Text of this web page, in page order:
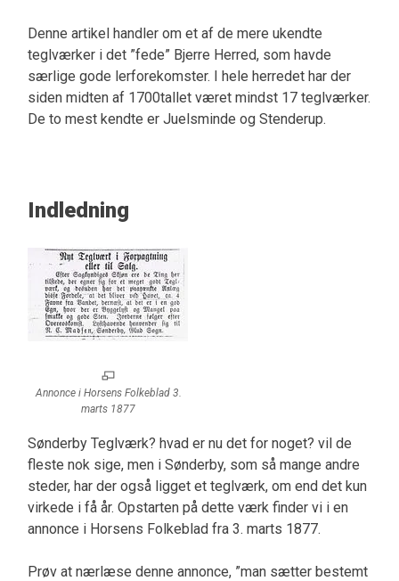
Denne artikel handler om et af de mere ukendte
teglværker i det ”fede” Bjerre Herred, som havde
særlige gode lerforekomster. I hele herredet har der
siden midten af 1700tallet været mindst 17 teglværker.
De to mest kendte er Juelsminde og Stenderup.
Indledning
Annonce i Horsens Folkeblad 3.
marts 1877
Sønderby Teglværk? hvad er nu det for noget? vil de
fleste nok sige, men i Sønderby, som så mange andre
steder, har der også ligget et teglværk, om end det kun
virkede i få år. Opstarten på dette værk finder vi i en
annonce i Horsens Folkeblad fra 3. marts 1877.
Prøv at nærlæse denne annonce, ”man sætter bestemt